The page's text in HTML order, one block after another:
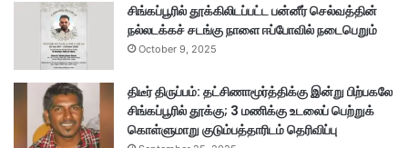
சிங்கப்பூரில் தூக்கிலிடப்பட்ட பன்னீர் செல்வத்தின்
நல்லடக்கச் சடங்கு நாளை ஈப்போவில் நடைபெறும்
October 9, 2025
திடீர் திருப்பம்: தட்சிணாமூர்த்திக்கு இன்று பிற்பகலே
சிங்கப்பூரில் தூக்கு; 3 மணிக்கு உடலைப் பெற்றுக்
கொள்ளுமாறு குடும்பத்தாரிடம் தெரிவிப்பு